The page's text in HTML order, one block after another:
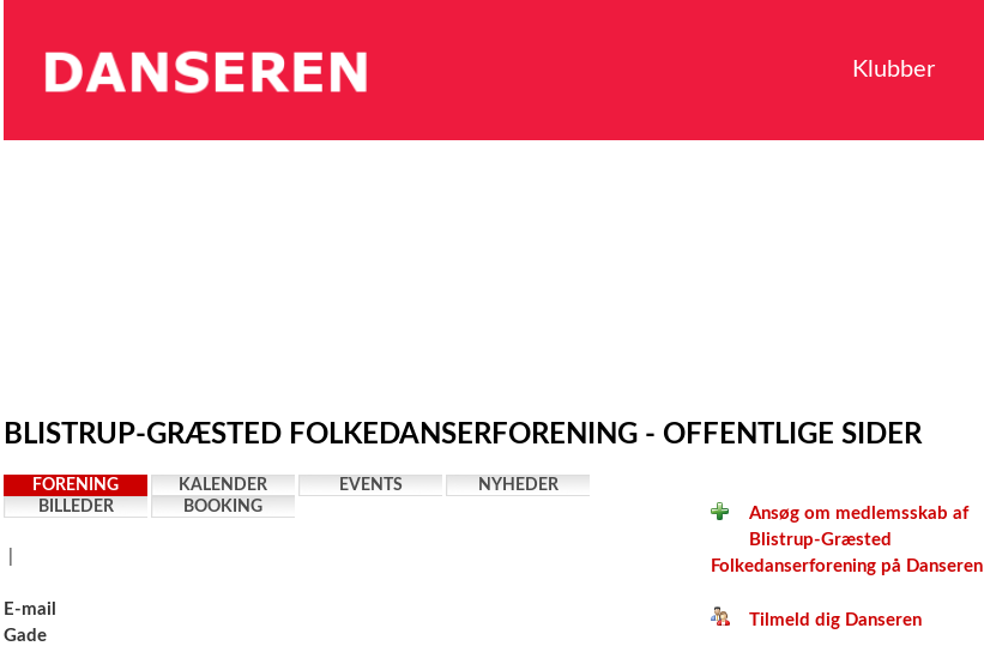
Klubber
BLISTRUP-GRÆSTED FOLKEDANSERFORENING - OFFENTLIGE SIDER
FORENING KALENDER EVENTS
NYHEDER
BILLEDER
BOOKING
E-mail
Gade
Ansøg om medlemsskab af
Blistrup-Græsted
Folkedanserforening på Danseren
Tilmeld dig Danseren